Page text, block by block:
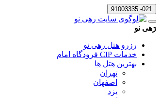
021- 91003335
رَهی نو
رزرو هتل رهی نو
خدمات CIP فرودگاه امام
بهترین هتل ها
تهران
اصفهان
یزد